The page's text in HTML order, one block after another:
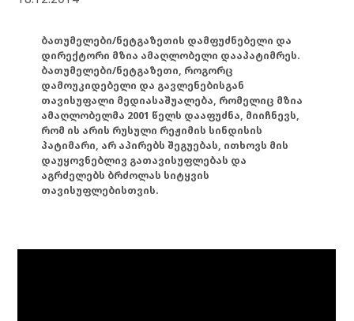
ბათუმელები/ნეტგაზეთის დამფუძნებელი და
დირექტორი მზია ამაღლობელი დააპატიმრეს.
ბათუმელები/ნეტგაზეთი, როგორც
დამოუკიდებელი და გავლენებისგან
თავისუფალი მედიასაშუალება, რომელიც მზია
ამაღლობელმა 2001 წელს დააფუძნა, მიიჩნევს,
რომ ის არის რუსული რეჟიმის სინდისის
პატიმარი, არ აპირებს შეგუებას, ითხოვს მის
დაუყოვნებლივ გათავისუფლებას და
აგრძელებს ბრძოლას სიტყვის
თავისუფლებისთვის.